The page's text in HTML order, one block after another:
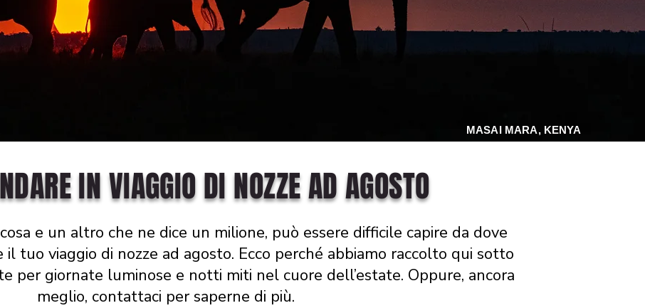
MASAI MARA, KENYA
IN VIAGGIO DI NOZZE AD AGOSTO
e un altro che ne dice un milione, può essere difficile capire da dove
il tuo viaggio di nozze ad agosto. Ecco perché abbiamo raccolto qui sotto
per giornate luminose e notti miti nel cuore dell’estate. Oppure, ancora
meglio, contattaci per saperne di più.